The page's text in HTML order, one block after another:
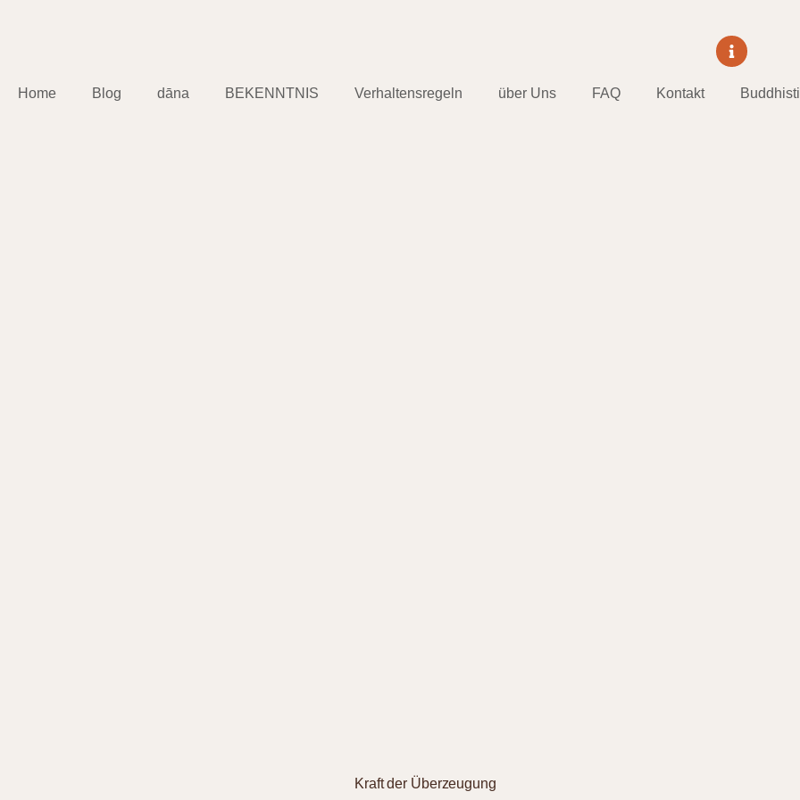
Home Blog dāna BEKENNTNIS Verhaltensregeln über Uns FAQ Kontakt
Kraft der Überzeugung